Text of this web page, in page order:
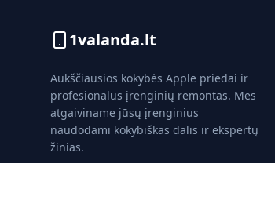
1valanda.lt
Aukščiausios kokybės Apple priedai ir
profesionalus įrenginių remontas. Mes
atgaiviname jūsų įrenginius
naudodami kokybiškas dalis ir ekspertų
žinias.